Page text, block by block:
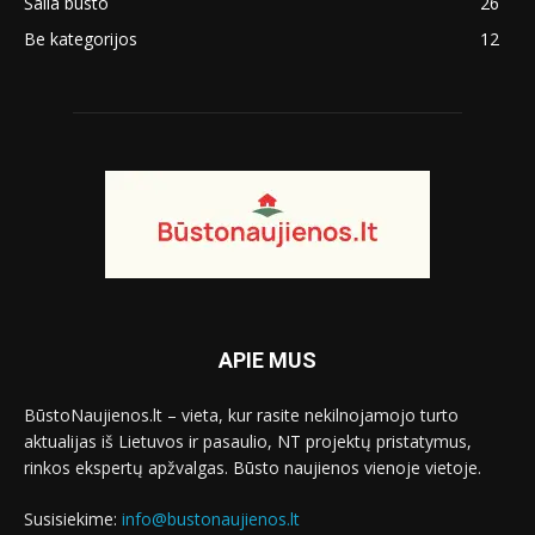
Be kategorijos
12
APIE MUS
BūstoNaujienos.lt – vieta, kur rasite nekilnojamojo turto
aktualijas iš Lietuvos ir pasaulio, NT projektų pristatymus,
rinkos ekspertų apžvalgas. Būsto naujienos vienoje vietoje.
Susisiekime: info@bustonaujienos.lt